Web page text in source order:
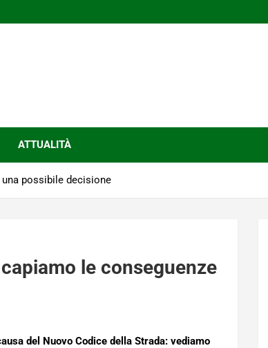
ATTUALITÀ
possibile decisione
le conseguenze
del Nuovo Codice della Strada: vediamo